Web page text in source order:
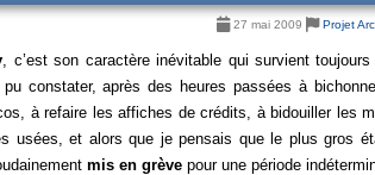
27 mai 2009 Projet
, c’est son caractère inévitable qui survient
constater, après des heures passées à
à refaire les affiches de crédits, à bidouiller les
usées, et alors que je pensais que le plus gros
mis en grèvepour une période